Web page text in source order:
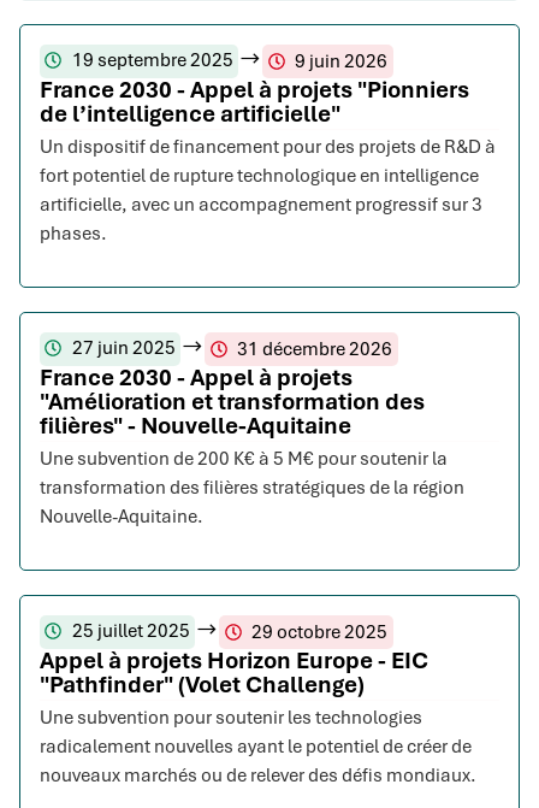
19 septembre 2025 9 juin 2026
France 2030 - Appel à projets "Pionniers
de l’intelligence artificielle"
Un dispositif de financement pour des projets de R&D à
fort potentiel de rupture technologique en intelligence
artificielle, avec un accompagnement progressif sur 3
phases.
27 juin 2025 31 décembre 2026
France 2030 - Appel à projets
"Amélioration et transformation des
filières" - Nouvelle-Aquitaine
Une subvention de 200 K€ à 5 M€ pour soutenir la
transformation des filières stratégiques de la région
Nouvelle-Aquitaine.
25 juillet 2025 29 octobre 2025
Appel à projets Horizon Europe - EIC
"Pathfinder" (Volet Challenge)
Une subvention pour soutenir les technologies
radicalement nouvelles ayant le potentiel de créer de
nouveaux marchés ou de relever des défis mondiaux.